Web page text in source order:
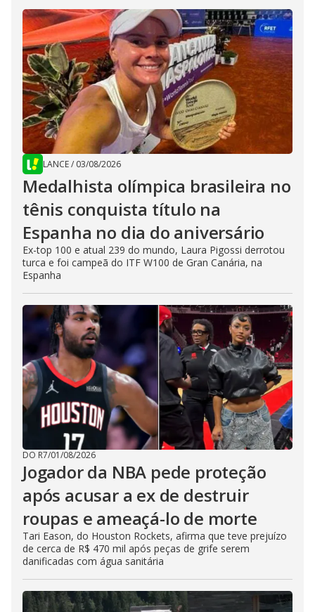
LANCE/ 03/08/2026
Medalhista olímpica brasileira no
tênis conquista título na
Espanha no dia do aniversário
Ex-top 100 e atual 239 do mundo, Laura Pigossi derrotou
turca e foi campeã do ITF W100 de Gran Canária, na
Espanha
DO R7/01/08/2026
Jogador da NBA pede proteção
após acusar a ex de destruir
roupas e ameaçá-lo de morte
Tari Eason, do Houston Rockets, afirma que teve prejuízo
de cerca de R$ 470 mil após peças de grife serem
danificadas com água sanitária